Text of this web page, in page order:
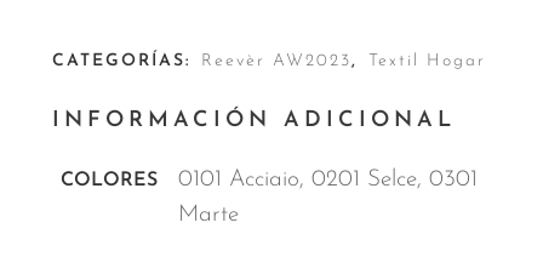
CATEGORÍAS: Reevèr AW2023, Textil Hogar
INFORMACIÓN ADICIONAL
COLORES
0101 Acciaio, 0201 Selce, 0301
Marte